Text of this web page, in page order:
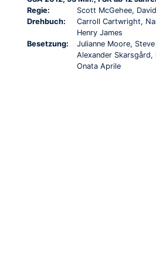
Regie:
Scott McGehee,
Drehbuch:
Carroll Cartwright,
Henry James
Besetzung:
Julianne Moore,
Alexander Skarsgård,
Onata Aprile